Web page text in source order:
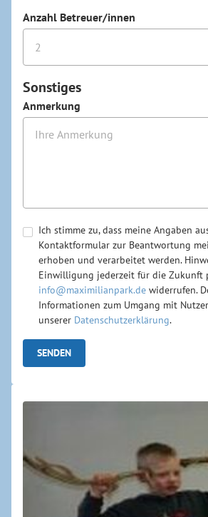
Anzahl Betreuer/innen
Sonstiges
Anmerkung
Ich stimme zu, dass meine Angaben
Kontaktformular zur Beantwortung
erhoben und verarbeitet werden.
Einwilligung jederzeit für die Zukunft
info@maximilianpark.de widerrufen.
Informationen zum Umgang mit
unserer Datenschutzerklärung.